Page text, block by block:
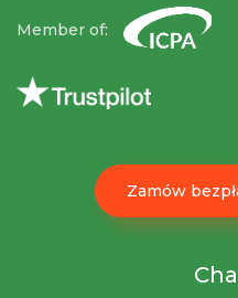
Member of:
Zamów